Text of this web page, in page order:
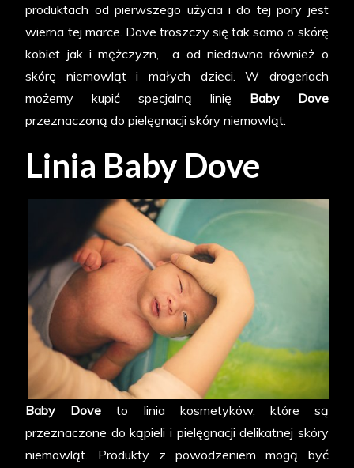
produktach od pierwszego użycia i do tej pory jest
wierna tej marce. Dove troszczy się tak samo o skórę
kobiet jak i mężczyzn, a od niedawna również o
skórę niemowląt i małych dzieci. W drogeriach
możemy kupić specjalną linię Baby Dove
przeznaczoną do pielęgnacji skóry niemowląt.
Linia Baby Dove
Baby Dove to linia kosmetyków, które są
przeznaczone do kąpieli i pielęgnacji delikatnej skóry
niemowląt. Produkty z powodzeniem mogą być